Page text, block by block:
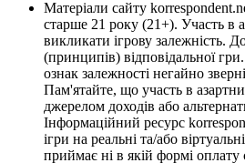
Матеріали сайту
старше 21 року (21+). Участь в
викликати ігрову залежність.
(принципів) відповідальної
ознак залежності негайно
Пам'ятайте, що участь в
джерелом доходів або
Інформаційний ресурс
ігри на реальні та/або
приймає ні в якій формі оплату